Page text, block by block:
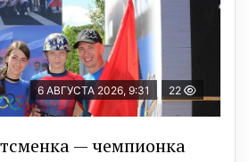
6 АВГУСТА 2026, 9:31 22
— чемпионка